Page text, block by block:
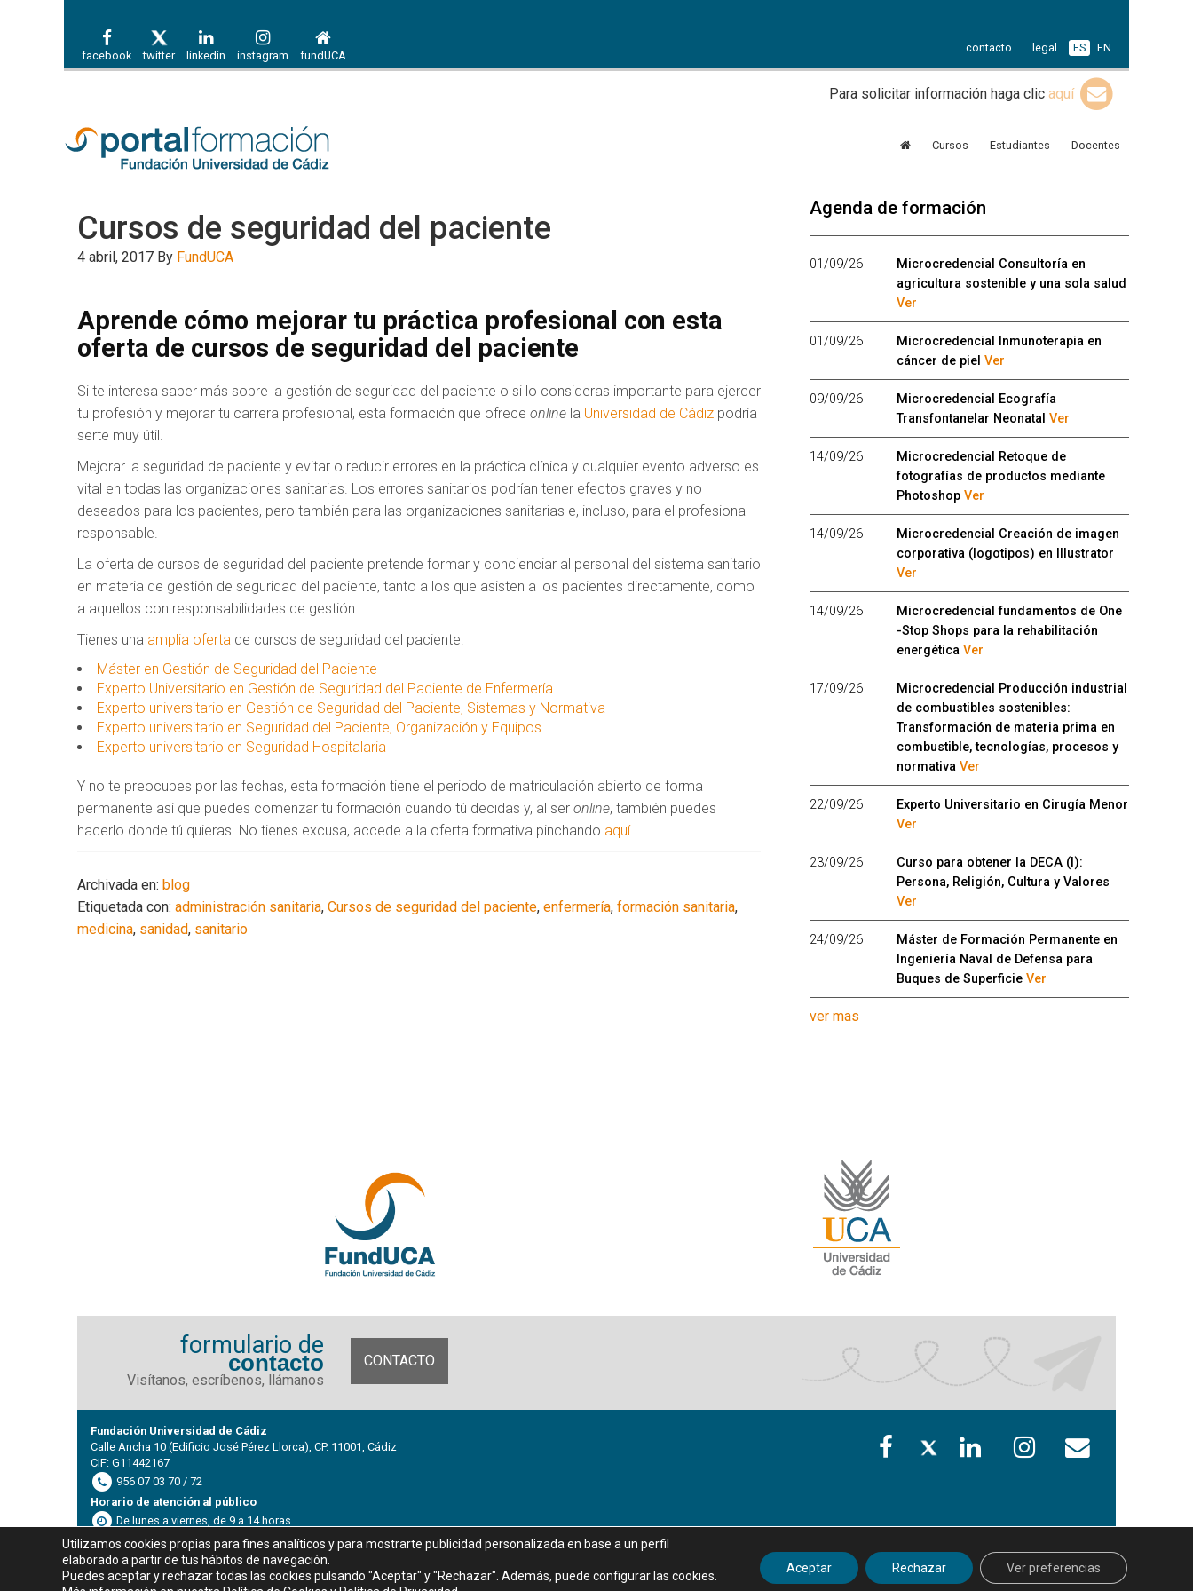
facebook twitter linkedin instagram fundUCA
contacto legal ES EN
Para solicitar información haga clicaquí
Cursos Estudiantes Docentes
Cursos de seguridad del paciente
4 abril, 2017 By FundUCA
Aprende cómo mejorar tu práctica profesional con esta
oferta de cursos de seguridad del paciente
Si te interesa saber más sobre la gestión de seguridad del paciente o si lo consideras importante para ejercer
tu profesión y mejorar tu carrera profesional, esta formación que ofrece online la Universidad de Cádiz podría
serte muy útil.
Mejorar la seguridad de paciente y evitar o reducir errores en la práctica clínica y cualquier evento adverso es
vital en todas las organizaciones sanitarias. Los errores sanitarios podrían tener efectos graves y no
deseados para los pacientes, pero también para las organizaciones sanitarias e, incluso, para el profesional
responsable.
La oferta de cursos de seguridad del paciente pretende formar y concienciar al personal del sistema sanitario
en materia de gestión de seguridad del paciente, tanto a los que asisten a los pacientes directamente, como
a aquellos con responsabilidades de gestión.
Tienes una amplia oferta de cursos de seguridad del paciente:
Máster en Gestión de Seguridad del Paciente
Experto Universitario en Gestión de Seguridad del Paciente de Enfermería
Experto universitario en Gestión de Seguridad del Paciente, Sistemas y Normativa
Experto universitario en Seguridad del Paciente, Organización y Equipos
Experto universitario en Seguridad Hospitalaria
Y no te preocupes por las fechas, esta formación tiene el periodo de matriculación abierto de forma
permanente así que puedes comenzar tu formación cuando tú decidas y, al ser online, también puedes
hacerlo donde tú quieras. No tienes excusa, accede a la oferta formativa pinchando aquí.
Archivada en: blog
Etiquetada con: administración sanitaria, Cursos de seguridad del paciente, enfermería, formación sanitaria,
medicina, sanidad, sanitario
Agenda de formación
01/09/26
Microcredencial Consultoría en
agricultura sostenible y una sola salud
Ver
01/09/26
Microcredencial Inmunoterapia en
cáncer de piel Ver
09/09/26
Microcredencial Ecografía
Transfontanelar Neonatal Ver
14/09/26
Microcredencial Retoque de
fotografías de productos mediante
Photoshop Ver
14/09/26
Microcredencial Creación de imagen
corporativa (logotipos) en Illustrator
Ver
14/09/26
Microcredencial fundamentos de One
-Stop Shops para la rehabilitación
energética Ver
17/09/26
Microcredencial Producción industrial
de combustibles sostenibles:
Transformación de materia prima en
combustible, tecnologías, procesos y
normativa Ver
22/09/26
Experto Universitario en Cirugía Menor
Ver
23/09/26
Curso para obtener la DECA (I):
Persona, Religión, Cultura y Valores
Ver
24/09/26
Máster de Formación Permanente en
Ingeniería Naval de Defensa para
Buques de Superficie Ver
ver mas
formulario de
contacto
Visítanos, escríbenos, llámanos
CONTACTO
Fundación Universidad de Cádiz
Calle Ancha 10 (Edificio José Pérez Llorca), CP. 11001, Cádiz
CIF: G11442167
956 07 03 70 / 72
Horario de atención al público
De lunes a viernes, de 9 a 14 horas
Utilizamos cookies propias para fines analíticos y para mostrarte publicidad personalizada en base a un perfil
elaborado a partir de tus hábitos de navegación.
Puedes aceptar y rechazar todas las cookies pulsando "Aceptar" y "Rechazar". Además, puede configurar las cookies.
Aceptar Rechazar Ver preferencias